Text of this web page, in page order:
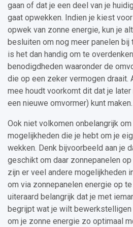
gaan of dat je een deel van je
gaat opwekken. Indien je kiest
opwek van zonne energie, kun je
besluiten om nog meer panelen
is het dan handig om te
benodigdheden waaronder de
die op een zeker vermogen draait.
mee houdt voorkomt dit dat je
een nieuwe omvormer) kunt maken.
Ook niet volkomen onbelangrijk
mogelijkheden die je hebt om je
wekken. Denk bijvoorbeeld aan je
geschikt om daar zonnepanelen
zijn er veel andere mogelijkheden
om via zonnepanelen energie op
uiteraard belangrijk dat je met
begrijpt wat je wilt
om je zonne energie zo optimaal